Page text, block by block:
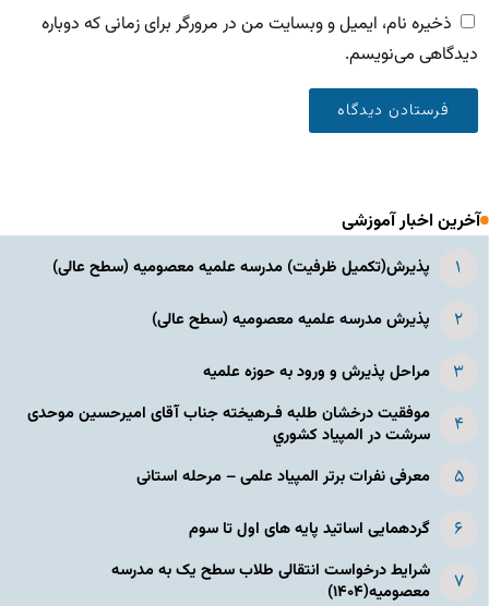
ذخیره نام، ایمیل و وبسایت من در مرورگر برای زمانی که دوباره
دیدگاهی می‌نویسم.
آخرین اخبار آموزشی
پذیرش(تکمیل ظرفیت) مدرسه علمیه معصومیه‌ (سطح عالی)
پذیرش مدرسه علمیه معصومیه‌ (سطح عالی)
مراحل پذیرش و ورود به حوزه علمیه
موفقیت درخشان طلبه فـرهیخته جناب آقای امیرحسین موحدی
سرشت در المپياد كشوري
معرفی نفرات برتر المپیاد علمی – مرحله استانی
گردهمایی اساتید پایه های اول تا سوم
شرایط درخواست انتقالی طلاب سطح یک به مدرسه
معصومیه(۱۴۰۴)